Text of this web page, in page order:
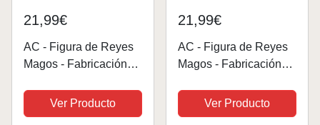
21,99€
AC - Figura de Reyes
Magos - Fabricación
para belén navideño,
Figuras Decorativas,
Ver Producto
21,99€
AC - Figura de Reyes
Magos - Fabricación
para belén navideño,
Figuras Decorativas,
Ver Producto